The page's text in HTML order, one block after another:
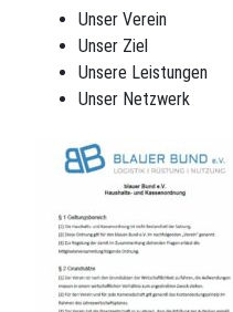
Unser Verein
Unser Ziel
Unsere Leistungen
Unser Netzwerk